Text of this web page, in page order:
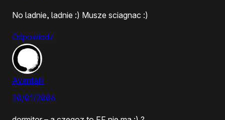
No ladnie, ladnie :) Musze sciagnac :)
Odpowiedz
AvantaR
20/01/2006